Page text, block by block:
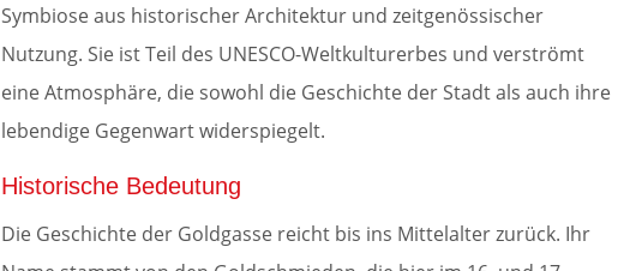
Symbiose aus historischer Architektur und zeitgenössischer
Nutzung. Sie ist Teil des UNESCO-Weltkulturerbes und verströmt
eine Atmosphäre, die sowohl die Geschichte der Stadt als auch ihre
lebendige Gegenwart widerspiegelt.
Historische Bedeutung
Die Geschichte der Goldgasse reicht bis ins Mittelalter zurück. Ihr